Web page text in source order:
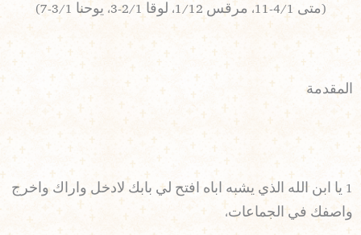
(متى 4/1-11، مرقس 1/12، لوقا 2/1-3، يوحنا 3/1-7)
المقدمة
1 يا ابن الله الذي يشبه اباه افتح لي بابك لادخل واراك واخرج
واصفك في الجماعات،